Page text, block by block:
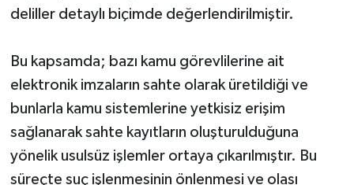
deliller detaylı biçimde değerlendirilmiştir.
Bu kapsamda; bazı kamu görevlilerine ait
elektronik imzaların sahte olarak üretildiği ve
bunlarla kamu sistemlerine yetkisiz erişim
sağlanarak sahte kayıtların oluşturulduğuna
yönelik usulsüz işlemler ortaya çıkarılmıştır. Bu
süreçte suç işlenmesinin önlenmesi ve olası